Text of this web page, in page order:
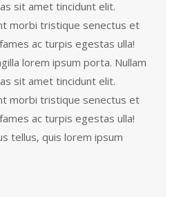
sit amet tincidunt elit.
morbi tristique senectus et
ac turpis egestas ulla!
lorem ipsum porta. Nullam
sit amet tincidunt elit.
morbi tristique senectus et
ac turpis egestas ulla!
tellus, quis lorem ipsum